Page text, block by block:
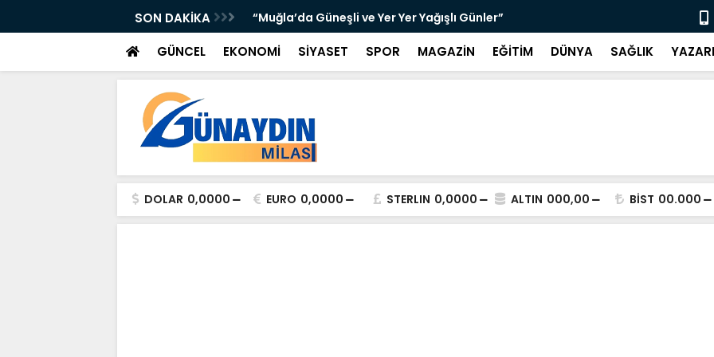
SON DAKİKA
ATTI: TORUNOĞULLARI VE OLTULU BİR “Muğla’da Güneşli ve Yer Yer Yağışlı Günler” “Sosyolog
GÜNCEL EKONOMİ SİYASET SPOR MAGAZİN EĞİTİM DÜNYA SAĞLIK
DOLAR 0,0000 EURO 0,0000 STERLIN 0,0000 ALTIN 000,00 BİST 00.000